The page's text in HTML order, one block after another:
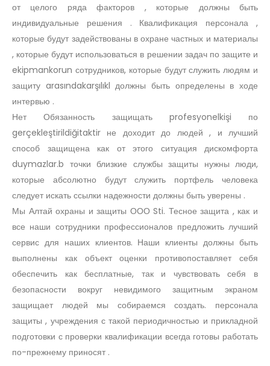
от целого ряда факторов , которые должны быть
индивидуальные решения . Квалификация персонала ,
которые будут задействованы в охране частных и материалы
, которые будут использоваться в решении задач по защите и
ekipmankorun сотрудников, которые будут служить людям и
защиту arasındakarşılıkl должны быть определены в ходе
интервью .
Нет Обязанность защищать profesyonelkişi по
gerçekleştirildiğitaktir не доходит до людей , и лучший
способ защищена как от этого ситуация дискомфорта
duymazlar.b точки близкие службы защиты нужны люди,
которые абсолютно будут служить портфель человека
следует искать ссылки надежности должны быть уверены .
Мы Алтай охраны и защиты ООО Sti. Тесное защита , как и
все наши сотрудники профессионалов предложить лучший
сервис для наших клиентов. Наши клиенты должны быть
выполнены как объект оценки противопоставляет себя
обеспечить как бесплатные, так и чувствовать себя в
безопасности вокруг невидимого защитным экраном
защищает людей мы собираемся создать. персонала
защиты , учреждения с такой периодичностью и прикладной
подготовки с проверки квалификации всегда готовы работать
по-прежнему приносят .